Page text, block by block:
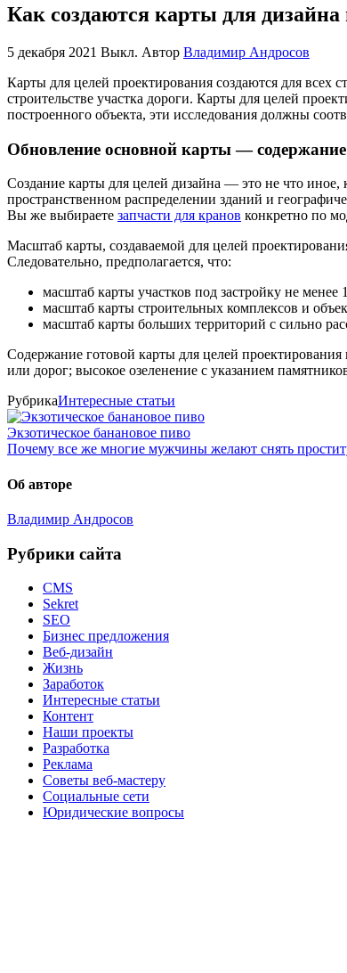
Как создаются карты для
5 декабря 2021 Выкл. Автор Владимир Андросов
Карты для целей проектирования создаются для всех
строительстве участка дороги. Карты для целей
построенного объекта, эти исследования должны
Обновление основной карты —
Создание карты для целей дизайна — это не что
пространственном распределении зданий и
Вы же выбираете запчасти для кранов конкретно по
Масштаб карты, создаваемой для целей
Следовательно, предполагается, что:
масштаб карты участков под застройку не менее
масштаб карты строительных комплексов и
масштаб карты больших территорий с сильно
Содержание готовой карты для целей
или дорог; высокое озеленение с указанием
РубрикаИнтересные статьи
Экзотическое банановое пиво
Почему все же многие мужчины желают снять
Об авторе
Владимир Андросов
Рубрики сайта
CMS
Sekret
SEO
Бизнес предложения
Веб-дизайн
Жизнь
Заработок
Интересные статьи
Контент
Наши проекты
Разработка
Реклама
Советы веб-мастеру
Социальные сети
Юридические вопросы